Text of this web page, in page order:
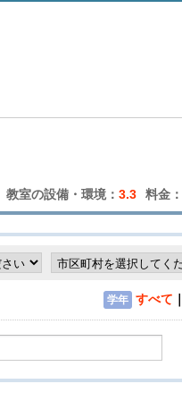
教室の設備・環境： 3.3 料金：
学年 すべて